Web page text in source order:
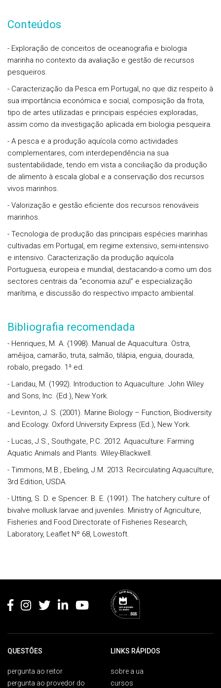
Conteúdos
- Exploração de conceitos de oceanografia e biologia
marinha no contexto da avaliação e gestão de recursos
pesqueiros.
- Caracterização da Pesca em Portugal, no que diz respeito à
sua importância económica e social, composição da frota,
tipo de artes utilizadas e principais espécies exploradas,
assim como da investigação aplicada em biologia pesqueira.
- A pesca e a produção aquícola como actividades
complementares, com interdependência na sua
sustentabilidade, tendo em vista a conciliação da produção
de alimento à escala global e a conservação dos recursos
vivos marinhos.
- Valorização e gestão eficiente dos recursos renováveis
marinhos.
- Tecnologia de produção das principais espécies marinhas
cultivadas em Portugal, em regime extensivo, semi-intensivo
e intensivo. Caracterização da produção aquícola
Portuguesa, europeia e mundial, destacando-a como um dos
sectores centrais da “economia azul” e especialização
marítima, e discussão do respectivo impacto ambiental.
Bibliografia recomendada
- Henriques, M. A. (1998). Manual de Aquacultura. Ostra,
amêijoa, camarão, truta, salmão, tilápia, enguia, dourada,
robalo, pregado. 1ª ed.
- Landau, M. (1992). Introduction to Aquaculture. John Wiley
and Sons, Inc. (Ed.), New York.
- Levinton, J. S. (2001). Marine Biology – Function, Biodiversity
and Ecology. Oxford University Express (Ed.), New York.
- Lucas, J.S., Southgate, P.C. 2012. Aquaculture: Farming
Aquatic Animals and Plants. Wiley-Blackwell.
- Timmons, M.B., Ebeling, J.M. 2013. Recirculating Aquaculture,
3rd Edition, USDA.
- Utting, S. D. e Spencer. B. E. (1991). The hatchery culture of
bivalve mollusk larvae and juveniles. Ministry of Agriculture,
Fisheries and Food Directorate of Fisheries Research,
Laboratory, Leaflet Nº 68, Lowestoft.
QUESTÕES
pergunta ao reitor
pergunta ao provedor do
LINKS RÁPIDOS
sobre a ua
cursos